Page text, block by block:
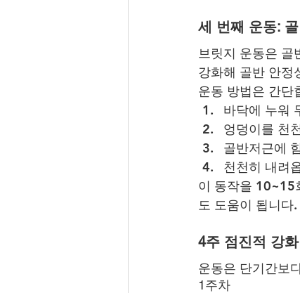
세 번째 운동:
브릿지 운동은 골
강화해 골반 안정
운동 방법은 간단
바닥에 누워
엉덩이를 천
골반저근에
천천히 내려
이 동작을 10~15
도 도움이 됩니다.
4주 점진적 강
운동은 단기간보
1주차